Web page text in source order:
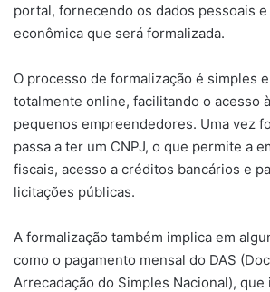
portal, fornecendo os dados pessoais
econômica que será formalizada.
O processo de formalização é simples
totalmente online, facilitando o acesso
pequenos empreendedores. Uma vez
passa a ter um CNPJ, o que permite a
fiscais, acesso a créditos bancários e
licitações públicas.
A formalização também implica em
como o pagamento mensal do DAS
Arrecadação do Simples Nacional),